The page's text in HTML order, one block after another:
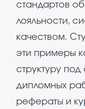
стандартов
лояльности,
качеством.
эти примеры
структуру
дипломных
рефераты и